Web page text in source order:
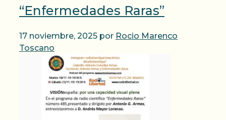
“Enfermedades Raras”
17 noviembre, 2025 por Rocio Marenco
Toscano